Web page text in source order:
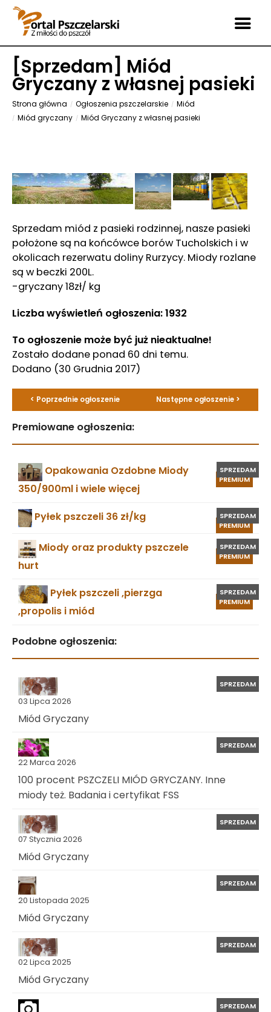
[Sprzedam] Miód
Gryczany z własnej pasieki
Strona główna Ogłoszenia pszczelarskie
Miód
Miód gryczany
Miód Gryczany z własnej pasieki
Sprzedam miód z pasieki rodzinnej, nasze pasieki
położone są na końcówce borów Tucholskich i w
okolicach rezerwatu doliny Rurzycy. Miody rozlane
są w beczki 200L.
-gryczany 18zł/ kg
Liczba wyświetleń ogłoszenia: 1932
To ogłoszenie może być już nieaktualne!
Zostało dodane ponad 60 dni temu.
Dodano (30 Grudnia 2017)
< Poprzednie ogłoszenie Następne ogłoszenie >
Premiowane ogłoszenia:
PREMIUM
SPRZEDAM
Opakowania Ozdobne Miody
350/900ml i wiele więcej
PREMIUM
SPRZEDAM
Pyłek pszczeli 36 zł/kg
PREMIUM
SPRZEDAM
Miody oraz produkty pszczele
hurt
PREMIUM
SPRZEDAM
Pyłek pszczeli ,pierzga
,propolis i miód
Podobne ogłoszenia:
03 Lipca 2026
SPRZEDAM
Miód Gryczany
22 Marca 2026
SPRZEDAM
100 procent PSZCZELI MIÓD GRYCZANY. Inne
miody też. Badania i certyfikat FSS
07 Stycznia 2026
SPRZEDAM
Miód Gryczany
20 Listopada 2025
SPRZEDAM
Miód Gryczany
02 Lipca 2025
SPRZEDAM
Miód Gryczany
SPRZEDAM